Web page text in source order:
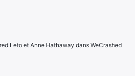
Leto et Anne Hathaway dans WeCrashed